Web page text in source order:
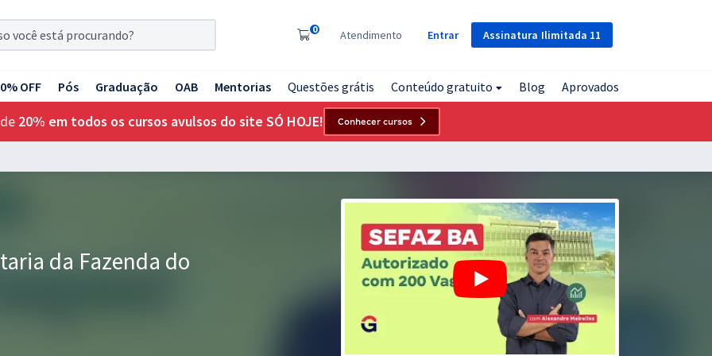
Assinatura Ilimitada 11
0 Atendimento Entrar
OFF Pós Graduação OAB Mentorias Questões grátis Conteúdo gratuito Blog Aprovados
20% em todos os cursos avulsos do site SÓ HOJE! Conhecer cursos
da Fazenda do